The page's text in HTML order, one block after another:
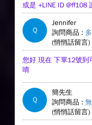
或是 +LINE ID @ff108
Q
Jennifer
詢問商品 :
(悄悄話留言)
您好 現在 下單12號到
唷
Q
簡先生
詢問商品 :
(悄悄話留言)